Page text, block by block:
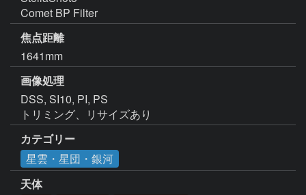
Comet BP Filter
焦点距離
1641mm
画像処理
DSS, SI10, PI, PS
トリミング、リサイズあり
カテゴリー
星雲・星団・銀河
天体